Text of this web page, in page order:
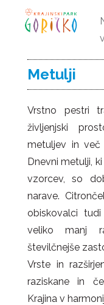
Metulji
Vrstno pestri
življenjski
metuljev in več
Dnevni metulji,
vzorcev, so
narave.
obiskovalci
veliko manj
številčnejše
Vrste in
raziskane in
Krajina v